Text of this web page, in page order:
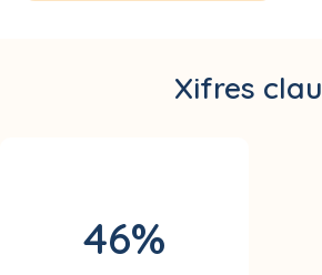
Xifres clau
46%